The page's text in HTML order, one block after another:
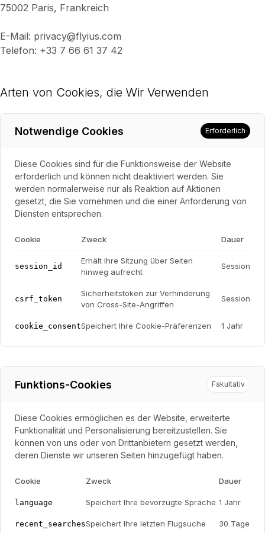
75002 Paris, Frankreich
E-Mail: privacy@flyius.com
Telefon: +33 7 66 61 37 42
Arten von Cookies, die Wir Verwenden
Notwendige Cookies Erforderlich
Diese Cookies sind für die Funktionsweise der Website
erforderlich und können nicht deaktiviert werden. Sie
werden normalerweise nur als Reaktion auf Aktionen
gesetzt, die Sie vornehmen und die einer Anforderung von
Diensten entsprechen.
Cookie Zweck Dauer
session_id
Erhält Ihre Sitzung über Seiten
hinweg aufrecht
Session
csrf_token
Sicherheitstoken zur Verhinderung
von Cross-Site-Angriffen
Session
cookie_consentSpeichert Ihre Cookie-Präferenzen 1 Jahr
Funktions-Cookies Fakultativ
Diese Cookies ermöglichen es der Website, erweiterte
Funktionalität und Personalisierung bereitzustellen. Sie
können von uns oder von Drittanbietern gesetzt werden,
deren Dienste wir unseren Seiten hinzugefügt haben.
Cookie Zweck Dauer
language Speichert Ihre bevorzugte Sprache 1 Jahr
recent_searchesSpeichert Ihre letzten Flugsuche 30 Tage